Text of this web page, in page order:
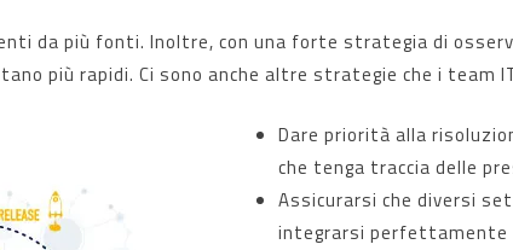
da più fonti. Inoltre, con una forte strategia di
più rapidi. Ci sono anche altre strategie che i team
Dare priorità alla
che tenga traccia delle
Assicurarsi che diversi
integrarsi perfettamente